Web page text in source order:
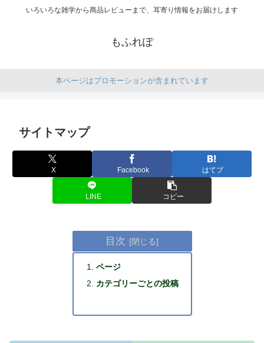
いろいろな雑学から商品レビューまで、耳寄り情報をお届けします
もふれぽ
本ページはプロモーションが含まれています
サイトマップ
X Facebook はてブ
LINE コピー
目次
ページ
カテゴリーごとの投稿